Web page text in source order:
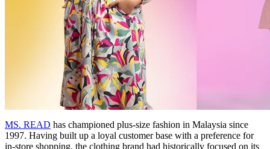
MS. READ has championed plus-size fashion in Malaysia since
1997. Having built up a loyal customer base with a preference for
in-store shopping, the clothing brand had historically focused on its